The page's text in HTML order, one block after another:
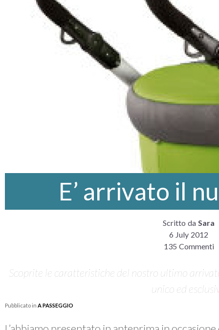
E’ arrivato il
Scritto da Sara
6 July 2012
135 Commenti
Scoprite le caratteristiche del nostro ultimo
unico ed
Pubblicato in A PASSEGGIO